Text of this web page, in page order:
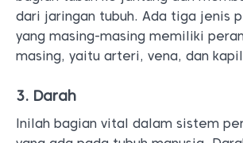
dari jaringan tubuh. Ada tiga jenis
yang masing-masing memiliki
masing, yaitu arteri, vena, dan
3. Darah
Inilah bagian vital dalam sistem